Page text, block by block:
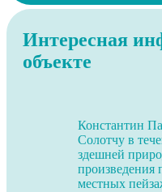
Интересная
объекте
Константин
Солотчу в
здешней
произведения
местных